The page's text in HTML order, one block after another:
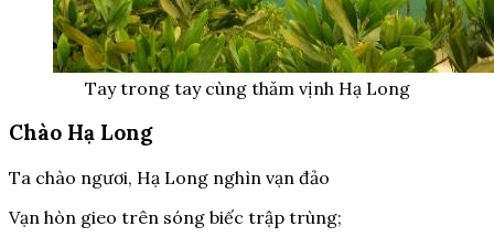
Tay trong tay cùng thăm vịnh Hạ Long
Chào Hạ Long
Ta chào ngươi, Hạ Long nghìn vạn đảo
Vạn hòn gieo trên sóng biếc trập trùng;